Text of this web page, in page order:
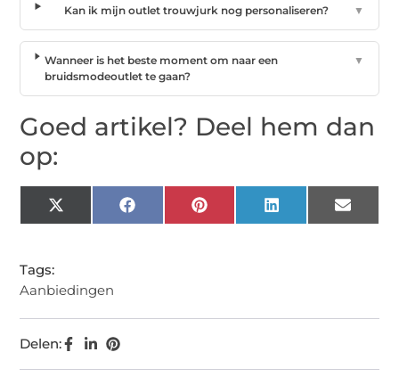
Kan ik mijn outlet trouwjurk nog personaliseren? ▼
Wanneer is het beste moment om naar een
bruidsmodeoutlet te gaan?
▼
Goed artikel? Deel hem dan
op:
X
Facebook Pinterest LinkedIn Email
Tags:
Aanbiedingen
Delen: